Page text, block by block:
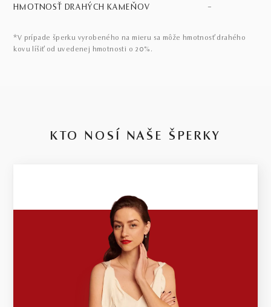
HMOTNOSŤ DRAHÝCH KAMEŇOV –
*V prípade šperku vyrobeného na mieru sa môže hmotnosť drahého
kovu líšiť od uvedenej hmotnosti o 20%.
KTO NOSÍ NAŠE ŠPERKY